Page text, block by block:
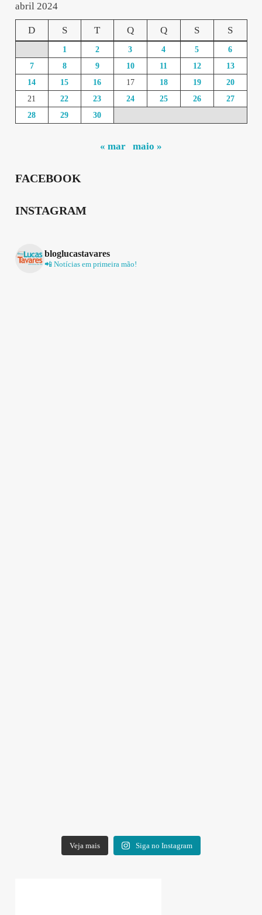
abril 2024
D S T Q Q S S
1 2 3 4 5
6
7
8 9 10 11 12
13
14
15 16 17 18 19
20
21
22 23 24 25 26
27
28
29 30
« mar maio »
FACEBOOK
INSTAGRAM
bloglucastavares
📲 Notícias em primeira mão!
Veja mais Siga no Instagram